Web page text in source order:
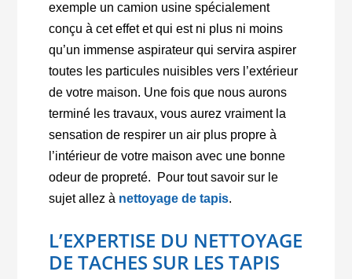
exemple un camion usine spécialement
conçu à cet effet et qui est ni plus ni moins
qu’un immense aspirateur qui servira aspirer
toutes les particules nuisibles vers l’extérieur
de votre maison. Une fois que nous aurons
terminé les travaux, vous aurez vraiment la
sensation de respirer un air plus propre à
l’intérieur de votre maison avec une bonne
odeur de propreté. Pour tout savoir sur le
sujet allez à nettoyage de tapis.
L’EXPERTISE DU NETTOYAGE
DE TACHES SUR LES TAPIS